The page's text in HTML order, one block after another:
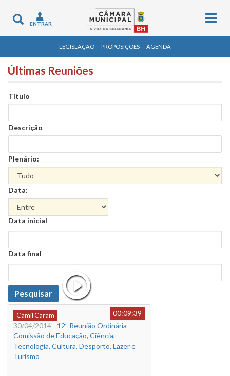
Toggle
navigation
ENTRAR
LEGISLAÇÃO PROPOSIÇÕES AGENDA
Últimas Reuniões
Título
Descrição
Plenário:
Data:
Data
Data inicial
Data
Data final
Data
Pesquisar
Camil Caram
00:09:39
30/04/2014 - 12ª Reunião Ordinária -
Comissão de Educação, Ciência,
Tecnologia, Cultura, Desporto, Lazer e
Turismo